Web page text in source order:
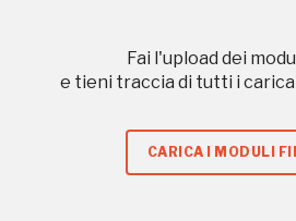
Fai l'upload dei
e tieni traccia di tutti i
CARICA I MODULI
Ingresso gratuito